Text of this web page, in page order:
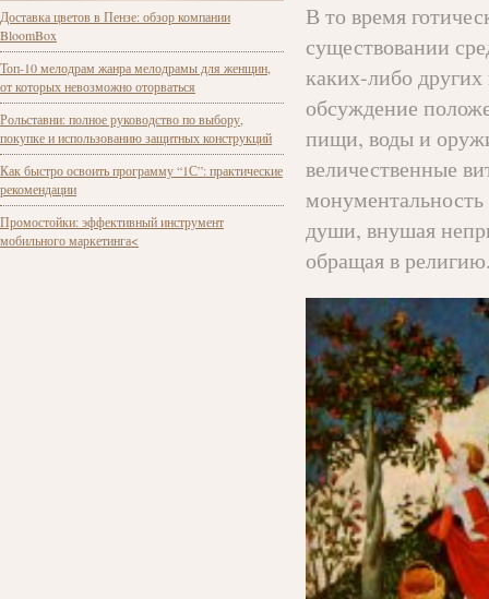
Доставка цветов в Пензе: обзор компании
BloomBox
Топ-10 мелодрам жанра мелодрамы для женщин,
от которых невозможно оторваться
Рольставни: полное руководство по выбору,
покупке и использованию защитных конструкций
Как быстро освоить программу “1С”: практические
рекомендации
Промостойки: эффективный инструмент
мобильного маркетинга<
В то время
существовании
каких-либо
обсуждение
пищи, воды и
величественные
души, внушая
обращая в